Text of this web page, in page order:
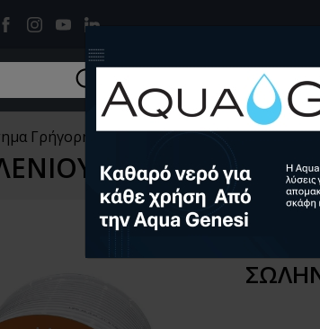
Facebookinstagram
youtubelinkedin
Γρήγορης Σύνδεσης Fluid fit Σωλήνες
(PE) FLEX